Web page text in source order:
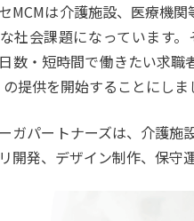
MCMは介護施設、医療機
社会課題になっています
数・短時間で働きたい求
の提供を開始することにしま
ガパートナーズは、介護施
開発、デザイン制作、保守